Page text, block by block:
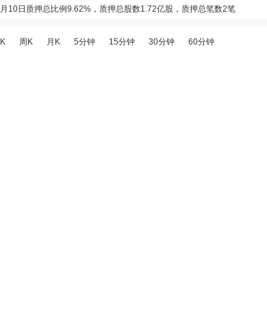
10日质押总比例9.62%，质押总股数1.72亿股，质押总笔数2笔
07日质押总比例9.62%，质押总股数1.72亿股，质押总笔数2笔
31日质押总比例9.62%，质押总股数1.72亿股，质押总笔数2笔
周K 月K 5分钟 15分钟 30分钟 60分钟